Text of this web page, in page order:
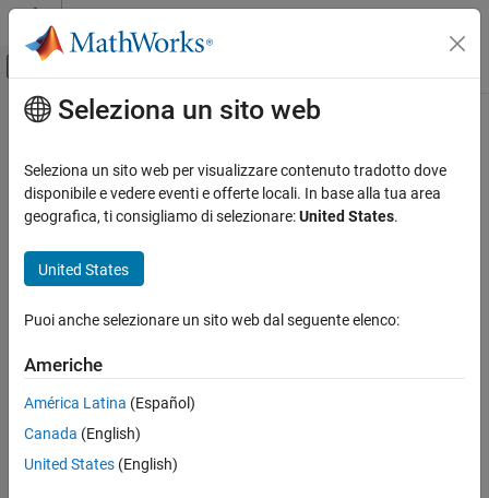
Vai al contenuto
Attiva/disattiva menu di navigazione
Pagina iniziale della documentazione
Using MATLAB
MATLAB
Using Simulink
Simulink Copilot
Physical Modeling
Event-Based Modeling
Real-Time Simulation and Testing
Contenuto principale
How useful was this information?
Seleziona un sito web
Seleziona un sito web per visualizzare contenuto tradotto dove
disponibile e vedere eventi e offerte locali. In base alla tua area
geografica, ti consigliamo di selezionare:United States.
United States
Puoi anche selezionare un sito web dal seguente elenco:
Americhe
América Latina (Español)
Canada (English)
United States (English)